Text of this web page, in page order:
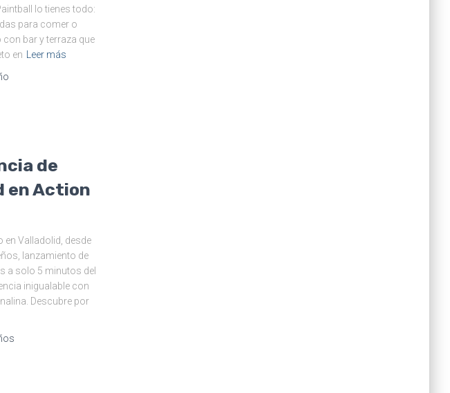
lo tienes todo:
para comer o
bar y terraza que
en
Leer más
de
en Action
Valladolid, desde
lanzamiento de
a solo 5 minutos del
inigualable con
Descubre por